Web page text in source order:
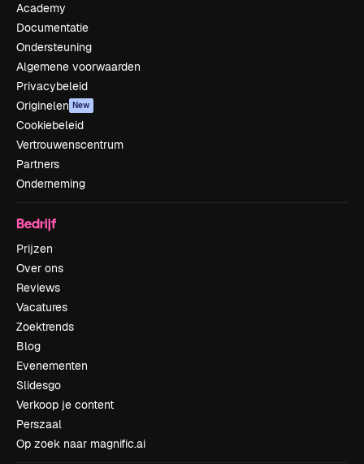
Academy
Documentatie
Ondersteuning
Algemene voorwaarden
Privacybeleid
Originelen New
Cookiebeleid
Vertrouwenscentrum
Partners
Onderneming
Bedrijf
Prijzen
Over ons
Reviews
Vacatures
Zoektrends
Blog
Evenementen
Slidesgo
Verkoop je content
Perszaal
Op zoek naar magnific.ai